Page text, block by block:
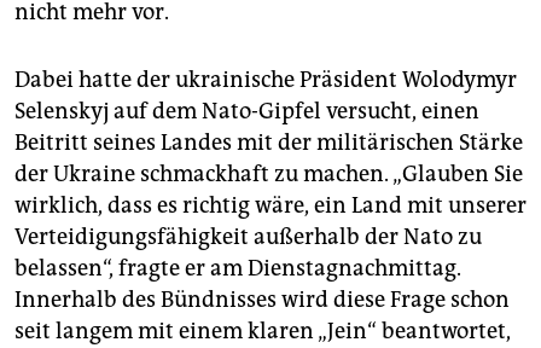
nicht mehr vor.
Dabei hatte der ukrainische Präsident Wolodymyr
Selenskyj auf dem Nato-Gipfel versucht, einen
Beitritt seines Landes mit der militärischen Stärke
der Ukraine schmackhaft zu machen. „Glauben Sie
wirklich, dass es richtig wäre, ein Land mit unserer
Verteidigungsfähigkeit außerhalb der Nato zu
belassen“, fragte er am Dienstagnachmittag.
Innerhalb des Bündnisses wird diese Frage schon
seit langem mit einem klaren „Jein“ beantwortet,